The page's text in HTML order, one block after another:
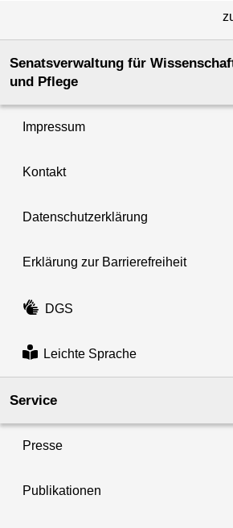
Senatsverwaltung für
und Pflege
Impressum
Kontakt
Datenschutzerklärung
Erklärung zur Barrierefreiheit
DGS
Leichte Sprache
Service
Presse
Publikationen